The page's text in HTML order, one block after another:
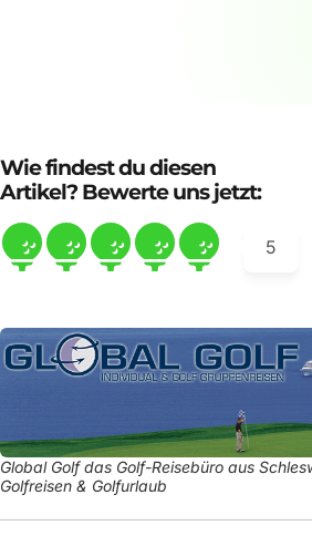
Wie findest du diesen
Artikel? Bewerte uns jetzt:
5
Global Golf das Golf-Reisebüro aus
Golfreisen & Golfurlaub